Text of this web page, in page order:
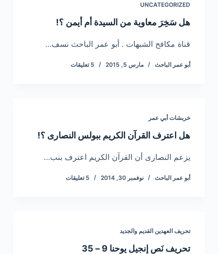
UNCATEGORIZED
هل سَخِرَ معاوية من السيدة أم أيمن ؟!
قناة مكافح الشبهات . أبو عمر الباحث نسف…
أبو عمر الباحث مارس 5, 2015 5 تعليقات
خربشات أبي عمر
هل اعترف القرآن الكريم ببولس النصارى ؟!
يزعم النصارى أن القرآن الكريم اعترف بنب…
أبو عمر الباحث نوفمبر 30, 2014 5 تعليقات
تحريف العهدين القديم والجديد
تحريف نَص إنجيل يوحنا 9 – 35